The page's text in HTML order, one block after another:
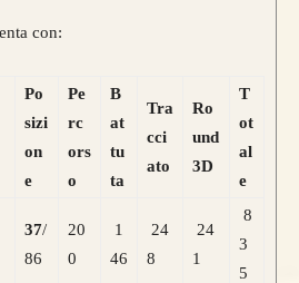
con:
Po
sizi
on
e
Pe
rc
ors
o
B
at
tu
ta
Tra
cci
ato
Ro
und
3D
T
ot
al
e
37/
86
20
0
1
46
24
8
24
1
8
3
5